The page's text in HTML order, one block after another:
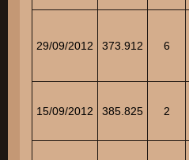
29/09/2012 373.912 6
15/09/2012 385.825 2